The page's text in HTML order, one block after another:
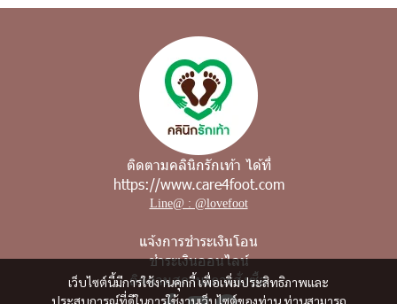
เว็บไซต์นี้มีการใช้งานคุกกี้ เพื่อเพิ่มประสิทธิภาพและ
ประสบการณ์ที่ดีในการใช้งานเว็บไซต์ของท่าน ท่านสามารถ
ติดตามคลินิกรักเท้า ได้ที่
https://www.care4foot.com
Line@ : @lovefoot
แจ้งการชำระเงินโอน
ชำระเงินออนไลน์
ติดตามสถานะการสั่งซื้อ